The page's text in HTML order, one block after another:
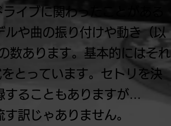
イブに関わったことがある
ルや曲の振り付けや動き（以
数あります。基本的にはそれ
とっています。セトリを決
することもありますが…
訳じゃありません。